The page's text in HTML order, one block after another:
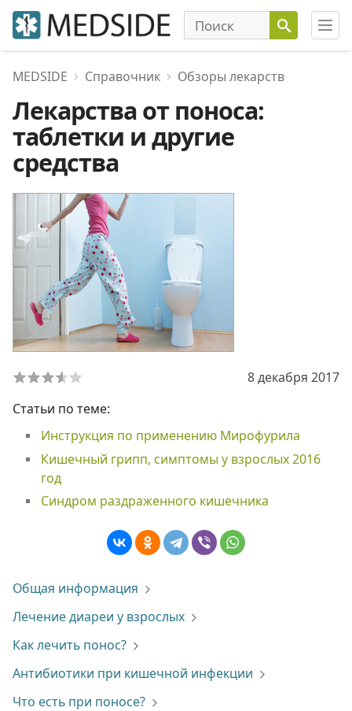
MEDSIDE Справочник Обзоры лекарств
Лекарства от поноса:
таблетки и другие
средства
8 декабря 2017
Статьи по теме:
Инструкция по применению Мирофурила
Кишечный грипп, симптомы у взрослых 2016
год
Синдром раздраженного кишечника
Общая информация
Лечение диареи у взрослых
Как лечить понос?
Антибиотики при кишечной инфекции
Что есть при поносе?